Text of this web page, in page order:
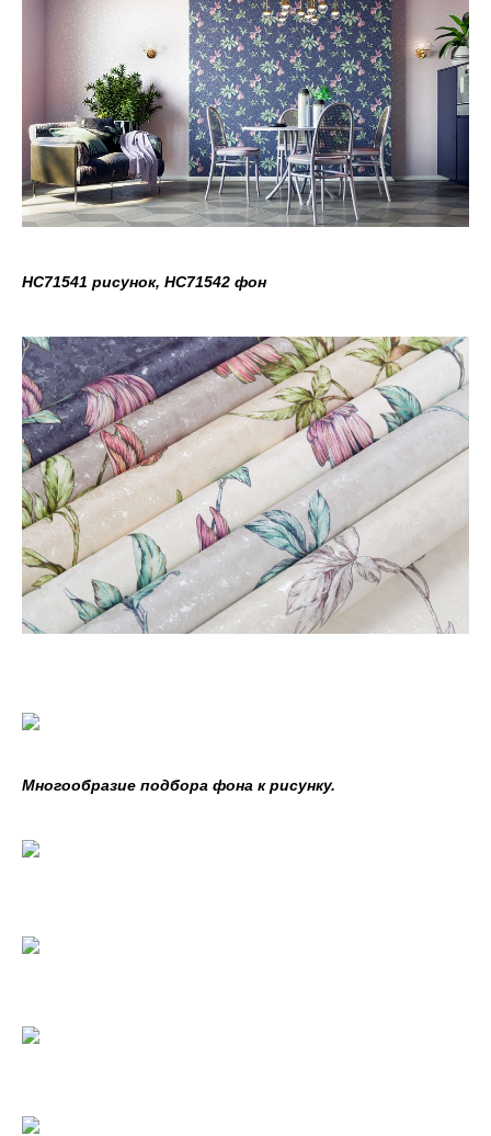
HC71541 рисунок, HC71542 фон
Многообразие подбора фона к рисунку.